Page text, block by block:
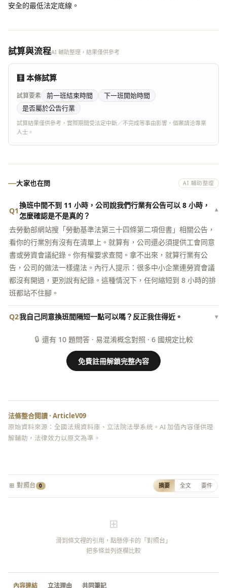
安全的最低法定底線。
試算與流程AI 輔助整理，結果僅供參考
🧮 本條試算
試算要素 前一班結束時間
下一班開始時間
是否屬於公告行業
試算結果僅供參考，實際期間受法定中斷／不完成等事由影響，個案請洽專業
人士。
大家也在問 AI 輔助整理
Q1
換班中間不到 11 小時，公司說我們行業有公告可以 8 小時，
怎麼確認是不是真的？
▾
去勞動部網站搜「勞動基準法第三十四條第二項但書」相關公告，
看你的行業別有沒有在清單上。就算有，公司還必須提供工會同意
書或勞資會議紀錄。你有權要求查閱。拿不出來，就算行業有公
告，公司的做法一樣違法。內行人提示：很多中小企業連勞資會議
都沒有開過，更別說有紀錄。這種情況下，任何縮短到 8 小時的排
班都站不住腳。
Q2我自己同意換班間隔短一點可以嗎？反正我住得近。 ▾
🔒 還有 10 題問答 · 易混淆概念對照 · 6 國規定比較
免費註冊解鎖完整內容
法條整合閱讀 · ArticleV09
原始資料來源：全國法規資料庫、立法院法學系統。AI 加值內容僅供理
解輔助，法律效力以原文為準。
⊞ 對照台 0 摘要 全文 要件
⊞
滑到條文裡的引用，點懸停卡的「對照台」
把多條並列逐欄比較
內容連結 立法理由 共同筆記